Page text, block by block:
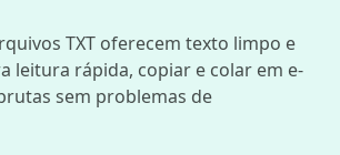
TXT oferecem texto limpo e
leitura rápida, copiar e colar em e-
sem problemas de